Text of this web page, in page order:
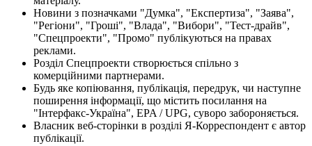
Новини з позначками "Думка", "Експертиза", "Заява",
"Регіони", "Гроші", "Влада", "Вибори", "Тест-драйв",
"Спецпроекти", "Промо" публікуються на правах
реклами.
Розділ Спецпроекти створюється спільно з
комерційними партнерами.
Будь яке копіювання, публікація, передрук, чи наступне
поширення інформації, що містить посилання на
"Інтерфакс-Україна", EPA / UPG, суворо забороняється.
Власник веб-сторінки в розділі Я-Корреспондент є автор
публікації.